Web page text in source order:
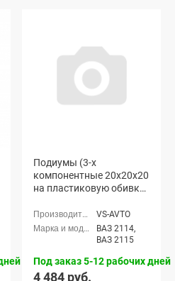
Подиумы (3-х
компонентные 20x20x20
на пластиковую обивку
вставками) "VS-avto"
ВАЗ 2114-15
VS-AVTO
ВАЗ 2114,
ВАЗ 2115
Под заказ 5-12 рабочих дней
4 484 руб.